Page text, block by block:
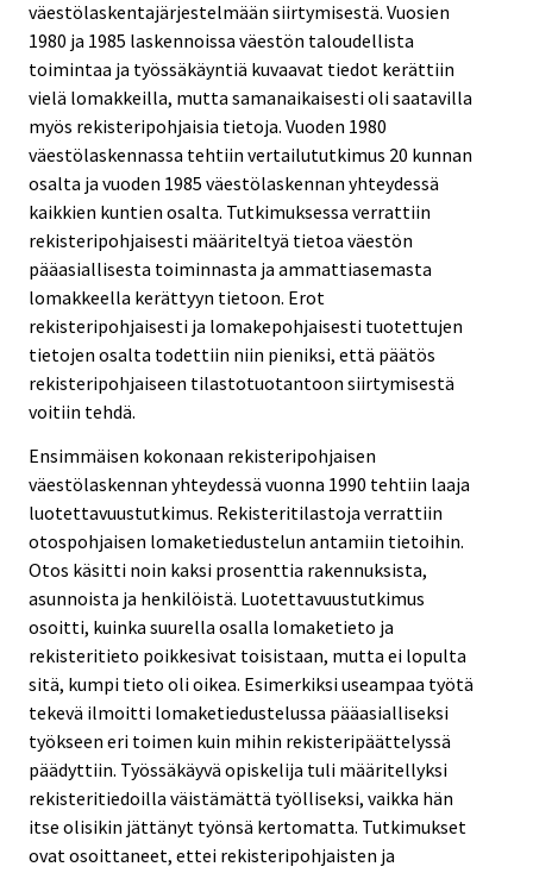
väestölaskentajärjestelmään siirtymisestä. Vuosien
1980 ja 1985 laskennoissa väestön taloudellista
toimintaa ja työssäkäyntiä kuvaavat tiedot kerättiin
vielä lomakkeilla, mutta samanaikaisesti oli saatavilla
myös rekisteripohjaisia tietoja. Vuoden 1980
väestölaskennassa tehtiin vertailututkimus 20 kunnan
osalta ja vuoden 1985 väestölaskennan yhteydessä
kaikkien kuntien osalta. Tutkimuksessa verrattiin
rekisteripohjaisesti määriteltyä tietoa väestön
pääasiallisesta toiminnasta ja ammattiasemasta
lomakkeella kerättyyn tietoon. Erot
rekisteripohjaisesti ja lomakepohjaisesti tuotettujen
tietojen osalta todettiin niin pieniksi, että päätös
rekisteripohjaiseen tilastotuotantoon siirtymisestä
voitiin tehdä.
Ensimmäisen kokonaan rekisteripohjaisen
väestölaskennan yhteydessä vuonna 1990 tehtiin laaja
luotettavuustutkimus. Rekisteritilastoja verrattiin
otospohjaisen lomaketiedustelun antamiin tietoihin.
Otos käsitti noin kaksi prosenttia rakennuksista,
asunnoista ja henkilöistä. Luotettavuustutkimus
osoitti, kuinka suurella osalla lomaketieto ja
rekisteritieto poikkesivat toisistaan, mutta ei lopulta
sitä, kumpi tieto oli oikea. Esimerkiksi useampaa työtä
tekevä ilmoitti lomaketiedustelussa pääasialliseksi
työkseen eri toimen kuin mihin rekisteripäättelyssä
päädyttiin. Työssäkäyvä opiskelija tuli määritellyksi
rekisteritiedoilla väistämättä työlliseksi, vaikka hän
itse olisikin jättänyt työnsä kertomatta. Tutkimukset
ovat osoittaneet, ettei rekisteripohjaisten ja